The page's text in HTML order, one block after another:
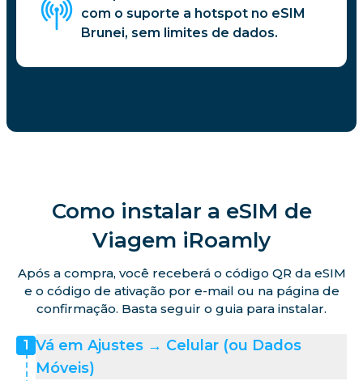
com o suporte a hotspot no eSIM
Brunei, sem limites de dados.
Como instalar a eSIM de
Viagem iRoamly
Após a compra, você receberá o código QR da eSIM
e o código de ativação por e-mail ou na página de
confirmação. Basta seguir o guia para instalar.
1 Vá em Ajustes → Celular (ou Dados
Móveis)